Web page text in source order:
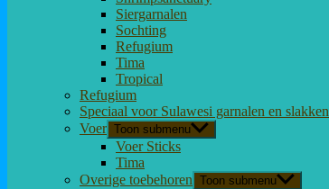
Siergarnalen
Sochting
Refugium
Tima
Tropical
Refugium
Speciaal voor Sulawesi garnalen en slakken
Voer Toon submenu
Voer Sticks
Tima
Overige toebehoren Toon submenu